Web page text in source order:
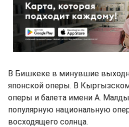
В Бишкеке в минувшие
японской оперы. В
оперы и балета имени А.
популярную национальную
восходящего солнца.